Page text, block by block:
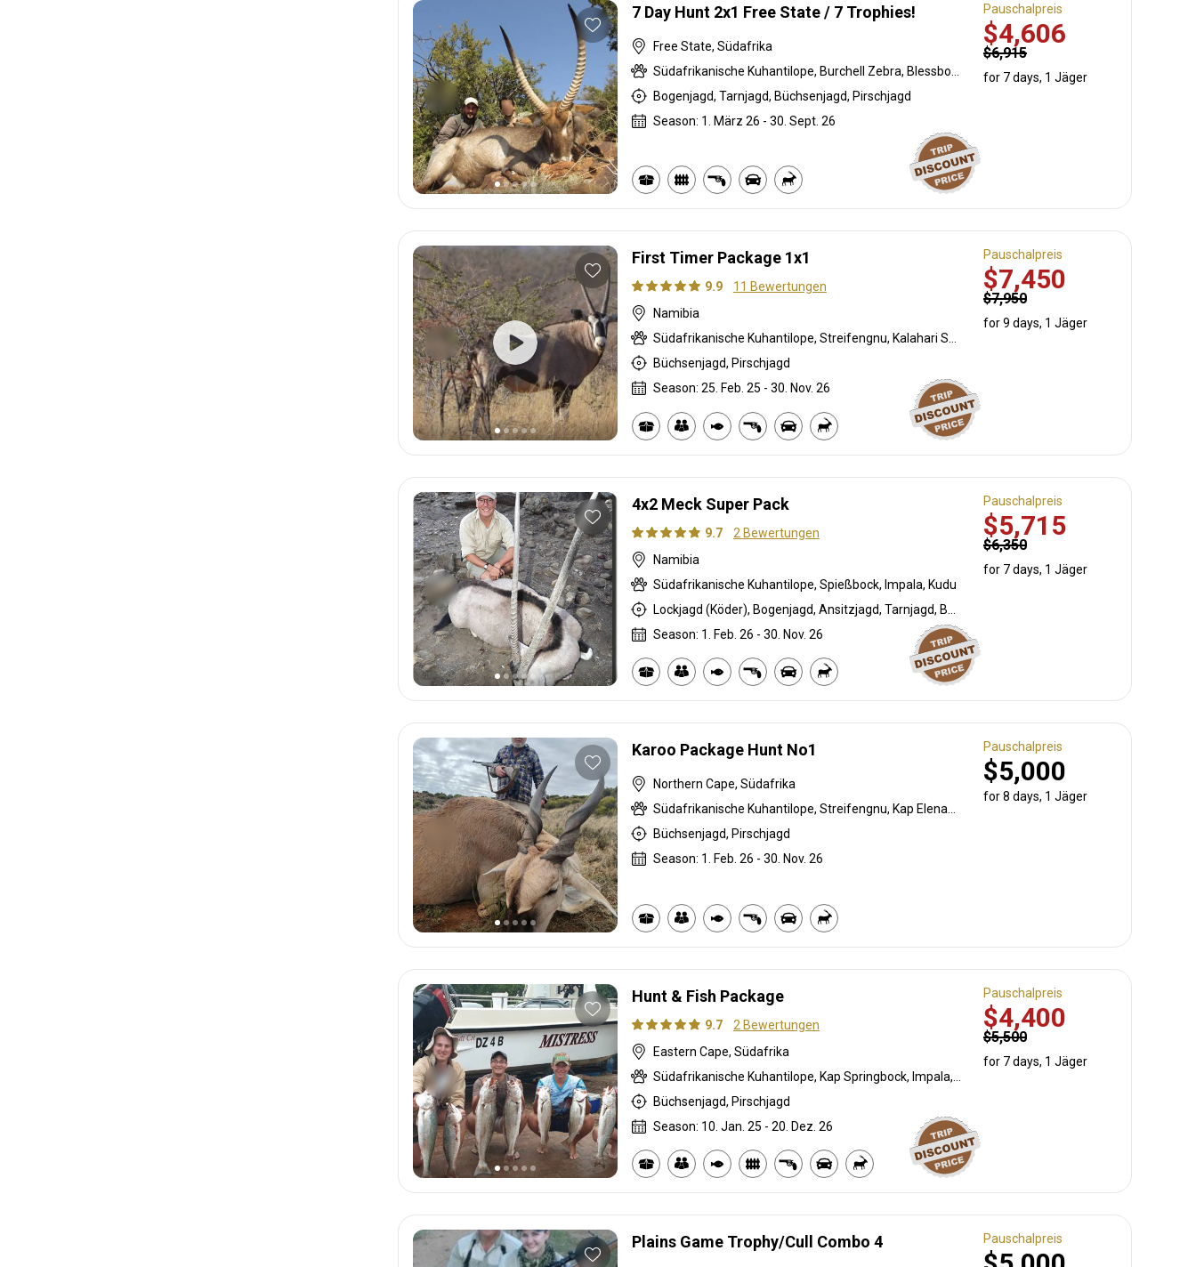
7 Day Hunt 2x1 Free State / 7 Trophies!
Free State, Südafrika
Bogenjagd, Tarnjagd, Büchsenjagd, Pirschjagd
Season: 1. März 26 - 30. Sept. 26
Pauschalpreis
$4,606
$6,915
for 7 days, 1 Jäger
First Timer Package 1x1
9.9
11 Bewertungen
Namibia
Büchsenjagd, Pirschjagd
Season: 25. Feb. 25 - 30. Nov. 26
Pauschalpreis
$7,450
$7,950
for 9 days, 1 Jäger
4x2 Meck Super Pack
9.7
2 Bewertungen
Namibia
Südafrikanische Kuhantilope, Spießbock, Impala, Kudu
Season: 1. Feb. 26 - 30. Nov. 26
Pauschalpreis
$5,715
$6,350
for 7 days, 1 Jäger
Karoo Package Hunt No1
Northern Cape, Südafrika
Büchsenjagd, Pirschjagd
Season: 1. Feb. 26 - 30. Nov. 26
Pauschalpreis
$5,000
for 8 days, 1 Jäger
Hunt & Fish Package
9.7
2 Bewertungen
Eastern Cape, Südafrika
Büchsenjagd, Pirschjagd
Season: 10. Jan. 25 - 20. Dez. 26
Pauschalpreis
$4,400
$5,500
for 7 days, 1 Jäger
Plains Game Trophy/Cull Combo 4 Pauschalpreis